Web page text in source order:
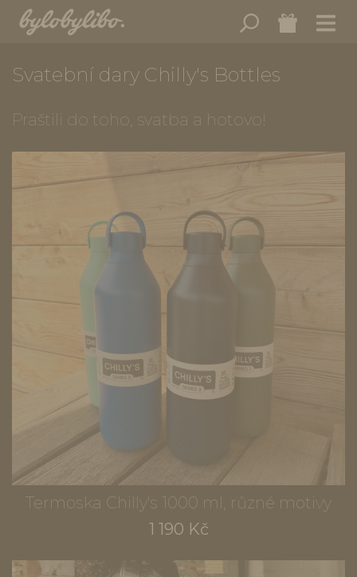
Svatební dary Chilly's Bottles
Praštili do toho, svatba a hotovo!
Termoska Chilly's 1000 ml, různé motivy
1 190 Kč